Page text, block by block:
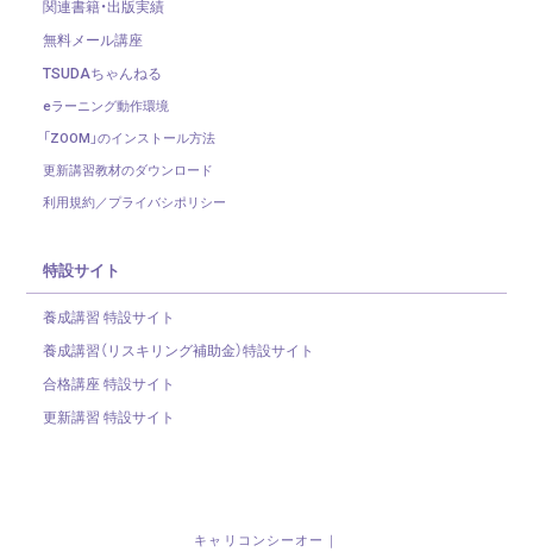
関連書籍・出版実績
無料メール講座
TSUDAちゃんねる
eラーニング動作環境
「ZOOM」のインストール方法
更新講習教材のダウンロード
利用規約／プライバシポリシー
特設サイト
養成講習 特設サイト
養成講習（リスキリング補助金）特設サイト
合格講座 特設サイト
更新講習 特設サイト
キャリコンシーオー｜